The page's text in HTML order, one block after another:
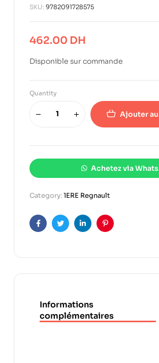
SKU: 9782091728575
462.00 DH
Disponible sur commande
Quantity
Ajouter
Achetez via
Category:1ERE Regnault
FacebookTwitterLinkedinPinterest
Informations
complémentaires